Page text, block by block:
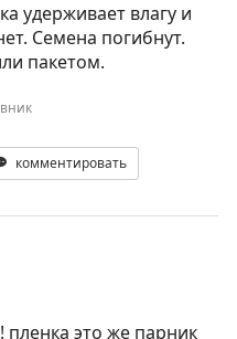
удерживает влагу и
Семена погибнут.
пакетом.
комментировать
пленка это же парник